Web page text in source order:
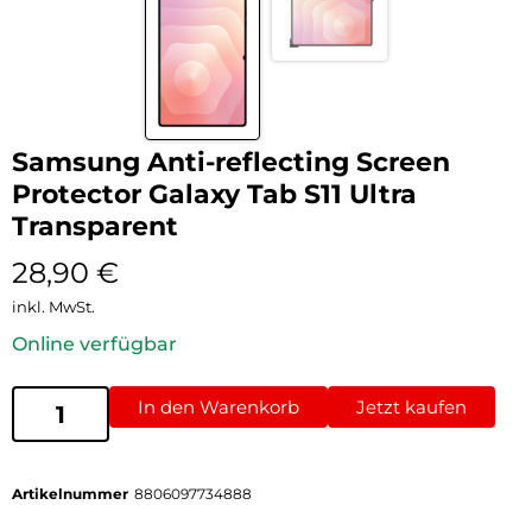
Samsung Anti-reflecting Screen
Protector Galaxy Tab S11 Ultra
Transparent
28,90 €
inkl. MwSt.
Online verfügbar
In den Warenkorb Jetzt kaufen
Artikelnummer 8806097734888